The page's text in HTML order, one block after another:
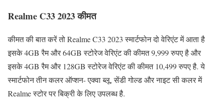
Realme C33 2023 कीमत
कीमत की बात करें तो Realme C33 2023 स्मार्टफोन दो वेरिएंट में आता है
इसके 4GB रैम और 64GB स्टोरेज वेरिएंट की कीमत 9,999 रुपए है और
इसके 4GB रैम और 128GB स्टोरेज वेरिएंट की कीमत 10,499 रुपए है. ये
स्मार्टफोन तीन कलर ऑप्शन- एक्वा ब्लू, सेंडी गोल्ड और नाइट सी कलर में
Realme स्टोर पर बिक्री के लिए उपलब्ध है.